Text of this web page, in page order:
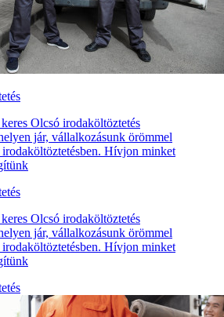
Olcsó irodaköltöztetés
jár, vállalkozásunk örömmel
Hívjon minket
Olcsó irodaköltöztetés
jár, vállalkozásunk örömmel
Hívjon minket